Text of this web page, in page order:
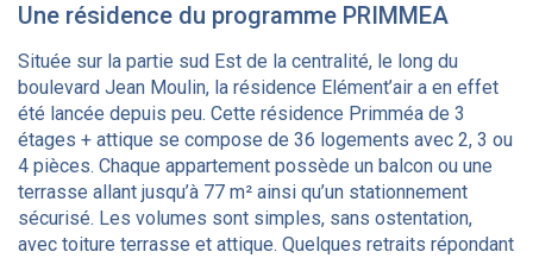
Une résidence du programme PRIMMEA
Située sur la partie sud Est de la centralité, le long du
boulevard Jean Moulin, la résidence Elément’air a en effet
été lancée depuis peu. Cette résidence Primméa de 3
étages + attique se compose de 36 logements avec 2, 3 ou
4 pièces. Chaque appartement possède un balcon ou une
terrasse allant jusqu’à 77 m² ainsi qu’un stationnement
sécurisé. Les volumes sont simples, sans ostentation,
avec toiture terrasse et attique. Quelques retraits répondant